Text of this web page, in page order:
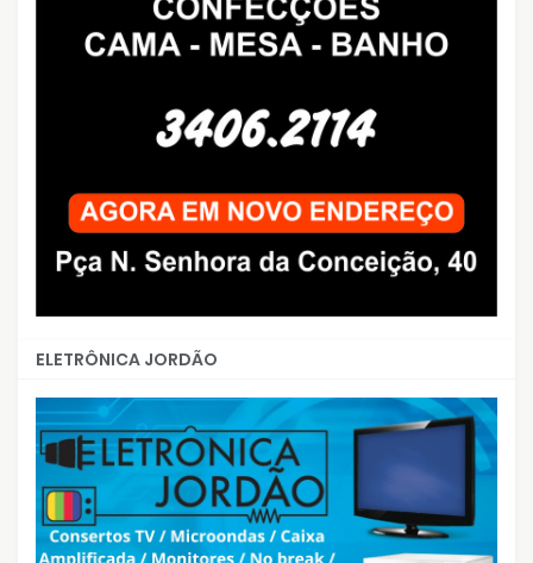
ELETRÔNICA JORDÃO